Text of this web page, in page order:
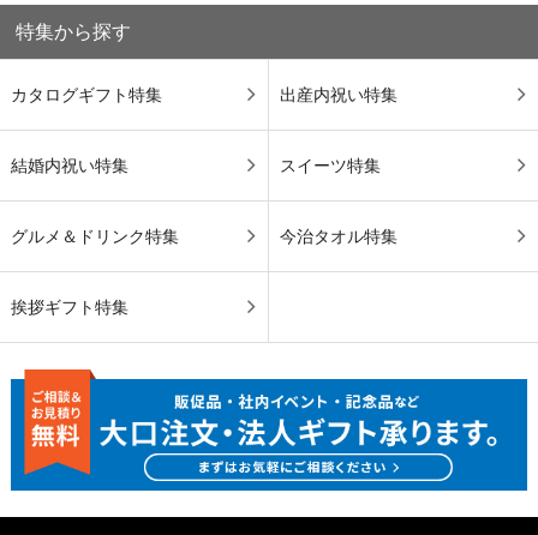
特集から探す
カタログギフト特集 出産内祝い特集
結婚内祝い特集 スイーツ特集
グルメ＆ドリンク特集 今治タオル特集
挨拶ギフト特集